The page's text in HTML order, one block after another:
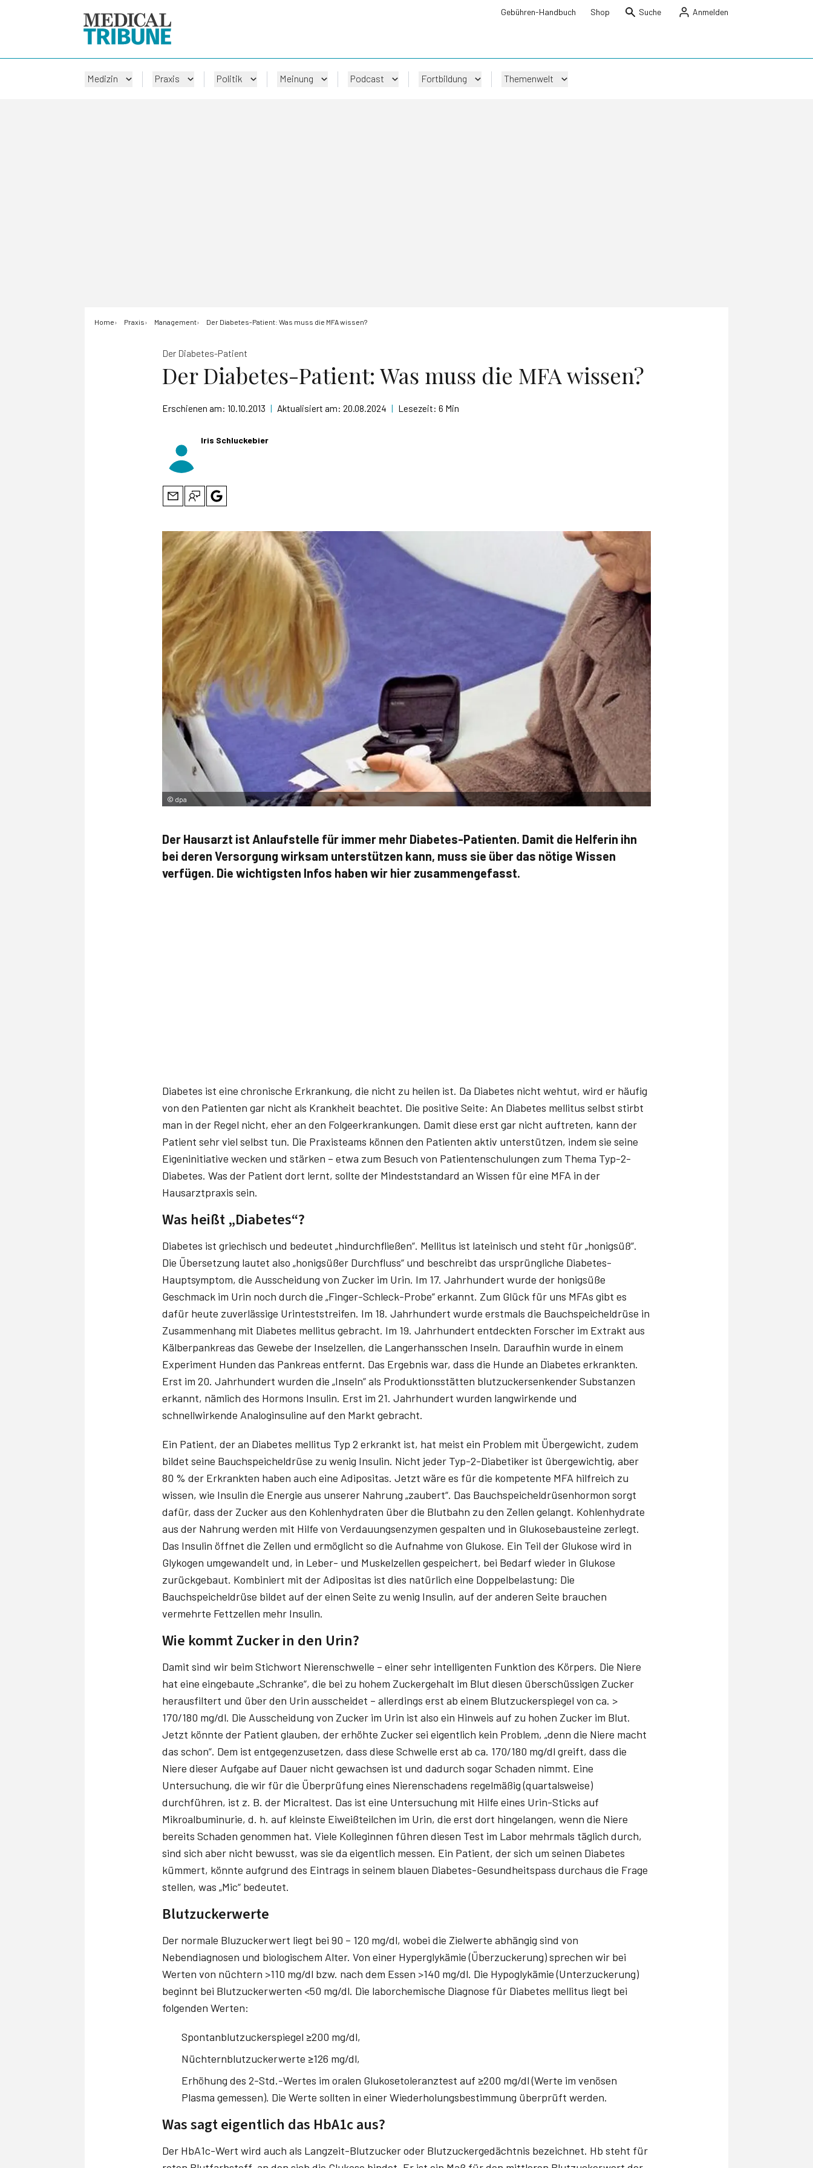
Gebühren-Handbuch Shop Suche Anmelden
Medizin Praxis Politik Meinung Podcast Fortbildung Themenwelt
Home Praxis Management Der Diabetes-Patient: Was muss die MFA wissen?
Der Diabetes-Patient
Der Diabetes-Patient: Was muss die MFA wissen?
Erschienen am: 10.10.2013 | Aktualisiert am: 20.08.2024 | Lesezeit: 6 Min
Iris Schluckebier
© dpa
Der Hausarzt ist Anlaufstelle für immer mehr Diabetes-Patienten. Damit die Helferin ihn
bei deren Versorgung wirksam unterstützen kann, muss sie über das nötige Wissen
verfügen. Die wichtigsten Infos haben wir hier zusammengefasst.
Diabetes ist eine chronische Erkrankung, die nicht zu heilen ist. Da Diabetes nicht wehtut, wird er häufig
von den Patienten gar nicht als Krankheit beachtet. Die positive Seite: An Diabetes mellitus selbst stirbt
man in der Regel nicht, eher an den Folgeerkrankungen. Damit diese erst gar nicht auftreten, kann der
Patient sehr viel selbst tun. Die Praxisteams können den Patienten aktiv unterstützen, indem sie seine
Eigeninitiative wecken und stärken – etwa zum Besuch von Patientenschulungen zum Thema Typ-2-
Diabetes. Was der Patient dort lernt, sollte der Mindeststandard an Wissen für eine MFA in der
Hausarztpraxis sein.
Was heißt „Diabetes“?
Diabetes ist griechisch und bedeutet „hindurchfließen“. Mellitus ist lateinisch und steht für „honigsüß“.
Die Übersetzung lautet also „honigsüßer Durchfluss“ und beschreibt das ursprüngliche Diabetes-
Hauptsymptom, die Ausscheidung von Zucker im Urin. Im 17. Jahrhundert wurde der honigsüße
Geschmack im Urin noch durch die „Finger-Schleck-Probe“ erkannt. Zum Glück für uns MFAs gibt es
dafür heute zuverlässige Urinteststreifen. Im 18. Jahrhundert wurde erstmals die Bauchspeicheldrüse in
Zusammenhang mit Diabetes mellitus gebracht. Im 19. Jahrhundert entdeckten Forscher im Extrakt aus
Kälberpankreas das Gewebe der Inselzellen, die Langerhansschen Inseln. Daraufhin wurde in einem
Experiment Hunden das Pankreas entfernt. Das Ergebnis war, dass die Hunde an Diabetes erkrankten.
Erst im 20. Jahrhundert wurden die „Inseln“ als Produktionsstätten blutzuckersenkender Substanzen
erkannt, nämlich des Hormons Insulin. Erst im 21. Jahrhundert wurden langwirkende und
schnellwirkende Analoginsuline auf den Markt gebracht.
Ein Patient, der an Diabetes mellitus Typ 2 erkrankt ist, hat meist ein Problem mit Übergewicht, zudem
bildet seine Bauchspeicheldrüse zu wenig Insulin. Nicht jeder Typ-2-Diabetiker ist übergewichtig, aber
80 % der Erkrankten haben auch eine Adipositas. Jetzt wäre es für die kompetente MFA hilfreich zu
wissen, wie Insulin die Energie aus unserer Nahrung „zaubert“. Das Bauchspeicheldrüsenhormon sorgt
dafür, dass der Zucker aus den Kohlenhydraten über die Blutbahn zu den Zellen gelangt. Kohlenhydrate
aus der Nahrung werden mit Hilfe von Verdauungsenzymen gespalten und in Glukosebausteine zerlegt.
Das Insulin öffnet die Zellen und ermöglicht so die Aufnahme von Glukose. Ein Teil der Glukose wird in
Glykogen umgewandelt und, in Leber- und Muskelzellen gespeichert, bei Bedarf wieder in Glukose
zurückgebaut. Kombiniert mit der Adipositas ist dies natürlich eine Doppelbelastung: Die
Bauchspeicheldrüse bildet auf der einen Seite zu wenig Insulin, auf der anderen Seite brauchen
vermehrte Fettzellen mehr Insulin.
Wie kommt Zucker in den Urin?
Damit sind wir beim Stichwort Nierenschwelle – einer sehr intelligenten Funktion des Körpers. Die Niere
hat eine eingebaute „Schranke“, die bei zu hohem Zuckergehalt im Blut diesen überschüssigen Zucker
herausfiltert und über den Urin ausscheidet – allerdings erst ab einem Blutzuckerspiegel von ca. >
170/180 mg/dl. Die Ausscheidung von Zucker im Urin ist also ein Hinweis auf zu hohen Zucker im Blut.
Jetzt könnte der Patient glauben, der erhöhte Zucker sei eigentlich kein Problem, „denn die Niere macht
das schon“. Dem ist entgegenzusetzen, dass diese Schwelle erst ab ca. 170/180 mg/dl greift, dass die
Niere dieser Aufgabe auf Dauer nicht gewachsen ist und dadurch sogar Schaden nimmt. Eine
Untersuchung, die wir für die Überprüfung eines Nierenschadens regelmäßig (quartalsweise)
durchführen, ist z. B. der Micraltest. Das ist eine Untersuchung mit Hilfe eines Urin-Sticks auf
Mikroalbuminurie, d. h. auf kleinste Eiweißteilchen im Urin, die erst dort hingelangen, wenn die Niere
bereits Schaden genommen hat. Viele Kolleginnen führen diesen Test im Labor mehrmals täglich durch,
sind sich aber nicht bewusst, was sie da eigentlich messen. Ein Patient, der sich um seinen Diabetes
kümmert, könnte aufgrund des Eintrags in seinem blauen Diabetes-Gesundheitspass durchaus die Frage
stellen, was „Mic“ bedeutet.
Blutzuckerwerte
Der normale Bluzuckerwert liegt bei 90 – 120 mg/dl, wobei die Zielwerte abhängig sind von
Nebendiagnosen und biologischem Alter. Von einer Hyperglykämie (Überzuckerung) sprechen wir bei
Werten von nüchtern >110 mg/dl bzw. nach dem Essen >140 mg/dl. Die Hypoglykämie (Unterzuckerung)
beginnt bei Blutzuckerwerten <50 mg/dl. Die laborchemische Diagnose für Diabetes mellitus liegt bei
folgenden Werten:
Spontanblutzuckerspiegel ≥200 mg/dl,
Nüchternblutzuckerwerte ≥126 mg/dl,
Erhöhung des 2-Std.-Wertes im oralen Glukosetoleranztest auf ≥200 mg/dl (Werte im venösen
Plasma gemessen). Die Werte sollten in einer Wiederholungsbestimmung überprüft werden.
Was sagt eigentlich das HbA1c aus?
Der HbA1c-Wert wird auch als Langzeit-Blutzucker oder Blutzuckergedächtnis bezeichnet. Hb steht für